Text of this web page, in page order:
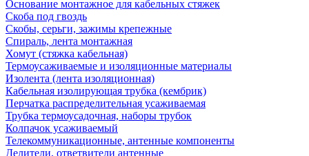
Основание монтажное для кабельных стяжек
Скоба под гвоздь
Скобы, серьги, зажимы крепежные
Спираль, лента монтажная
Хомут (стяжка кабельная)
Термоусаживаемые и изоляционные материалы
Изолента (лента изоляционная)
Кабельная изолирующая трубка (кембрик)
Перчатка распределительная усаживаемая
Трубка термоусадочная, наборы трубок
Колпачок усаживаемый
Телекоммуникационные, антенные компоненты
Делители, ответвители антенные